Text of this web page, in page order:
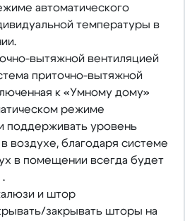
автоматического
температуры в
вытяжной вентиляцией
приточно-вытяжной
к «Умному дому»
режиме
поддерживать уровень
в воздухе, благодаря системе
в помещении всегда будет
и штор
закрывать шторы на